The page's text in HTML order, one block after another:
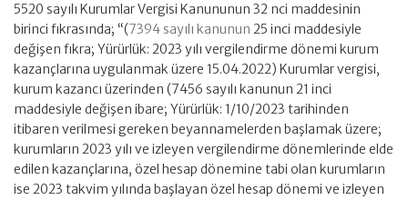
5520 sayılı Kurumlar Vergisi Kanununun 32 nci maddesinin
birinci fıkrasında; “(7394 sayılı kanunun 25 inci maddesiyle
değişen fıkra; Yürürlük: 2023 yılı vergilendirme dönemi kurum
kazançlarına uygulanmak üzere 15.04.2022) Kurumlar vergisi,
kurum kazancı üzerinden (7456 sayılı kanunun 21 inci
maddesiyle değişen ibare; Yürürlük: 1/10/2023 tarihinden
itibaren verilmesi gereken beyannamelerden başlamak üzere;
kurumların 2023 yılı ve izleyen vergilendirme dönemlerinde elde
edilen kazançlarına, özel hesap dönemine tabi olan kurumların
ise 2023 takvim yılında başlayan özel hesap dönemi ve izleyen